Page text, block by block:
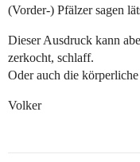
(Vorder-) Pfälzer sagen
Dieser Ausdruck kann
zerkocht, schlaff.
Oder auch die
Volker